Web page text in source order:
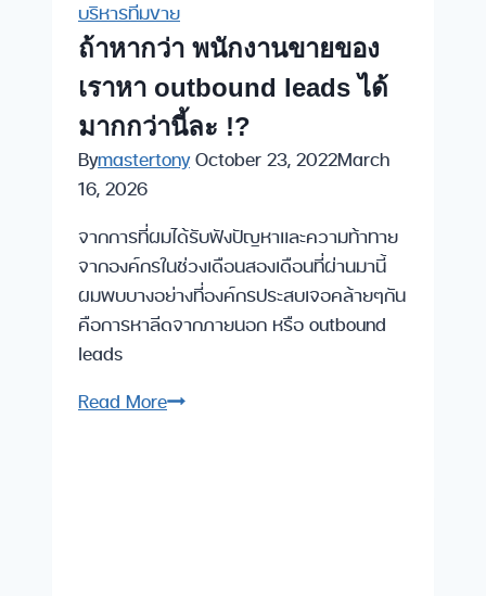
บริหารทีมขาย
ถ้าหากว่า พนักงานขายของ
เราหา outbound leads ได้
มากกว่านี้ละ !?
Bymastertony October 23, 2022March
16, 2026
จากการที่ผมได้รับฟังปัญหาและความท้าทาย
จากองค์กรในช่วงเดือนสองเดือนที่ผ่านมานี้
ผมพบบางอย่างที่องค์กรประสบเจอคล้ายๆกัน
คือการหาลีดจากภายนอก หรือ outbound
leads
Read Moreถ้า